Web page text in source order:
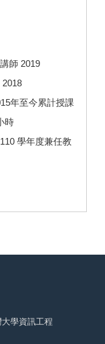
師 2019
年至今累計授課
時
學年度兼任教
學資訊工程